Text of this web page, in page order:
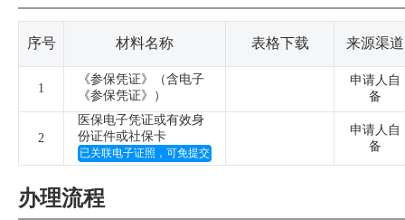
序号 材料名称 表格下载 来源渠道
1
《参保凭证》（含电子
《参保凭证》）
申请人自
备
2
医保电子凭证或有效身
份证件或社保卡
已关联电子证照，可免提交
申请人自
备
办理流程